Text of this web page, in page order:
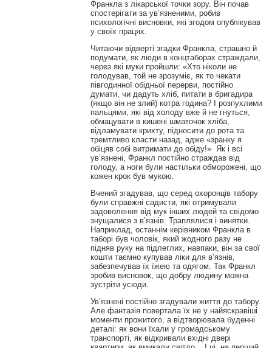
Франкла з лікарської точки зору. Він почав
спостерігати за ув’язненими, робив
психологічні висновки, які згодом опублікував
у своїх працях.
Читаючи відверті згадки Франкла, страшно й
подумати, як люди в концтаборах страждали,
через які муки пройшли: «Хто ніколи не
голодував, той не зрозуміє, як то чекати
півгодинної обідньої перерви, постійно
думати, чи дадуть хліб, питати в бригадира
(якщо він не злий) котра година? І розпухлими
пальцями, які від холоду вже й не гнуться,
обмацувати в кишені шматочок хліба,
відламувати крихту, підносити до рота та
тремтливо класти назад, адже «зранку я
обіцяв собі витримати до обіду!» Як і всі
ув’язнені, Франкл постійно страждав від
голоду, а ноги були настільки обморожені, що
кожен крок був мукою.
Вчений згадував, що серед охоронців табору
були справжні садисти, які отримували
задоволення від мук інших людей та свідомо
знущалися з в’язнів. Траплялися і винятки.
Наприклад, останнім керівником Франкла в
таборі був чоловік, який жодного разу не
підняв руку на підлеглих, навпаки, він за свої
кошти таємно купував ліки для в’язнів,
забезпечував їх їжею та одягом. Так Франкл
зробив висновок, що добру людину можна
зустріти усюди.
Ув’язнені постійно згадували життя до табору.
Але фантазія повертала їх не у найяскравіші
моменти прожитого, а відтворювала буденні
деталі: як вони їхали у громадському
транспорті, як відкривали вхідні двері